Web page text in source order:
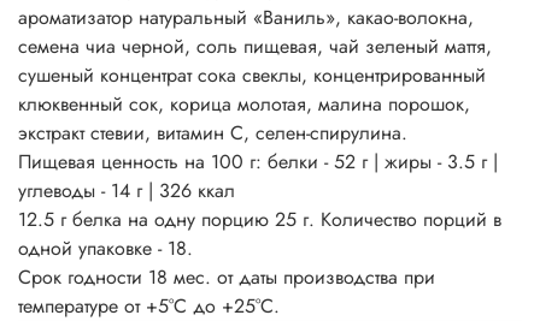
ароматизатор натуральный «Ваниль», какао-волокна,
семена чиа черной, соль пищевая, чай зеленый маття,
сушеный концентрат сока свеклы, концентрированный
клюквенный сок, корица молотая, малина порошок,
экстракт стевии, витамин С, селен-спирулина.
Пищевая ценность на 100 г: белки - 52 г | жиры - 3.5 г |
углеводы - 14 г | 326 ккал
12.5 г белка на одну порцию 25 г. Количество порций в
одной упаковке - 18.
Срок годности 18 мес. от даты производства при
температуре от +5°С до +25°С.